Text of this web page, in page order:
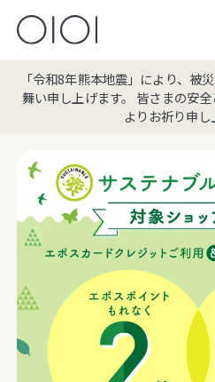
「令和8年熊本地震」により、被
舞い申し上げます。 皆さまの安
よりお祈り申し